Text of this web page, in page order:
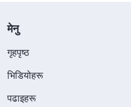
मेनु
गृहपृष्ठ
भिडियोहरू
पढाइहरू